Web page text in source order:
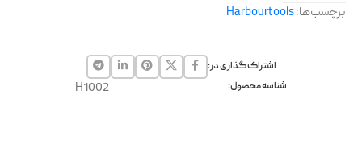
برچسب‌ها:Harbourtools
اشتراک گذاری در:
شناسه محصول:
H1002